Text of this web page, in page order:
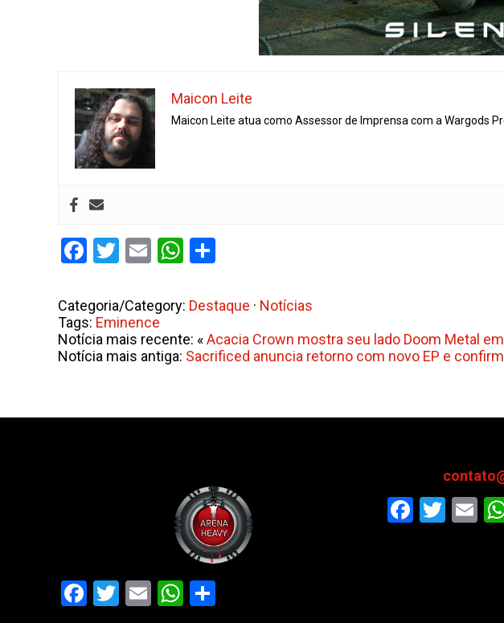
Maicon Leite
Maicon Leite atua como Assessor de Imprensa com a Wargods
Facebook
Twitter
EmailWhatsApp
Categoria/Category: Destaque · Notícias
Tags: Eminence
Notícia mais recente: «Acacia Crown mostra seu lado Doom Metal
Notícia mais antiga: Sacrificed anuncia retorno com novo EP e
Facebook
Twitter
EmailWhatsApp